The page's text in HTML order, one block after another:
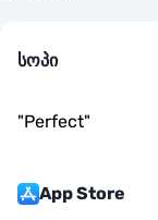
სოპი
"Perfect"
App Store